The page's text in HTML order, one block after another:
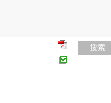
搜索